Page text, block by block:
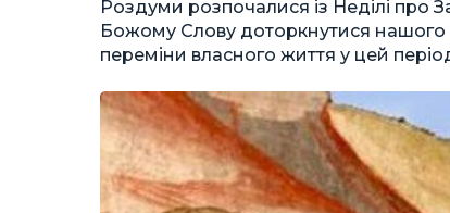
Роздуми розпочалися із Неділі про
Божому Слову доторкнутися
переміни власного життя у цей